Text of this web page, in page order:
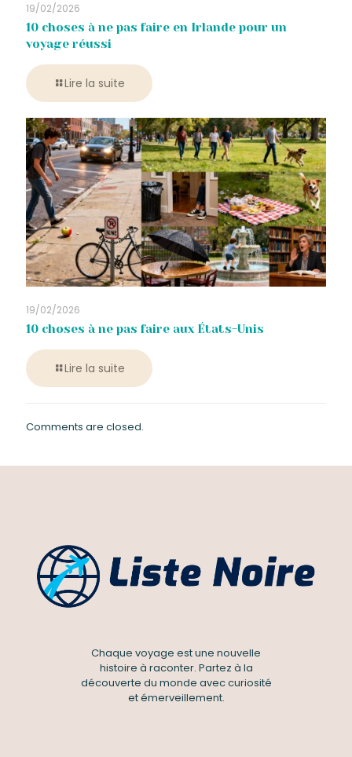
19/02/2026
10 choses à ne pas faire en Irlande pour un
voyage réussi
Lire la suite
19/02/2026
10 choses à ne pas faire aux États-Unis
Lire la suite
Comments are closed.
Chaque voyage est une nouvelle
histoire à raconter. Partez à la
découverte du monde avec curiosité
et émerveillement.